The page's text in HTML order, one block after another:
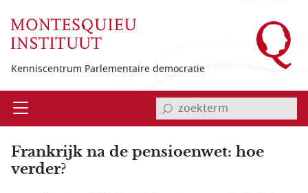
Kenniscentrum Parlementaire democratie
Open invoerveld zoekterm
Frankrijk na de pensioenwet: hoe
verder?